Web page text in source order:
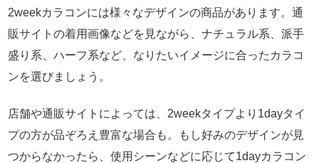
2weekカラコンには様々なデザインの商品があります。通
販サイトの着用画像などを見ながら、ナチュラル系、派手
盛り系、ハーフ系など、なりたいイメージに合ったカラコ
ンを選びましょう。
店舗や通販サイトによっては、2weekタイプより1dayタイ
プの方が品ぞろえ豊富な場合も。もし好みのデザインが見
つからなかったら、使用シーンなどに応じて1dayカラコン